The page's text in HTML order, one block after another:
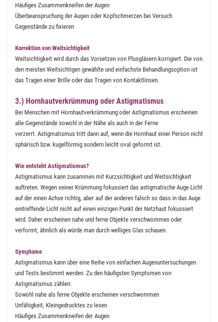
Häufiges Zusammenkneifen der Augen
Überbeanspruchung der Augen oder Kopfschmerzen bei Versuch
Gegenstände zu fixieren
Korrektion von Weitsichtigkeit
Weitsichtigkeit wird durch das Vorsetzen von Plusgläsern korrigiert. Die von
den meisten Weitsichtigen gewählte und einfachste Behandlungsoption ist
das Tragen einer Brille oder das Tragen von Kontaktlinsen.
3.) Hornhautverkrümmung oder Astigmatismus
Bei Menschen mit Hornhautverkrümmung oder Astigmatismus erscheinen
alle Gegenstände sowohl in der Nähe als auch in der Ferne
verzerrt. Astigmatismus tritt dann auf, wenn die Hornhaut einer Person nicht
sphärisch bzw. kugelförmig sondern leicht oval geformt ist.
Wie entsteht Astigmatismus?
Astigmatismus kann zusammen mit Kurzsichtigkeit und Weitsichtigkeit
auftreten. Wegen seiner Krümmung fokussiert das astigmatische Auge Licht
auf der einen Achse richtig, aber auf der anderen falsch so dass in das Auge
eintreffende Licht nicht auf einen einzigen Punkt der Netzhaut fokussiert
wird. Daher erscheinen nahe und ferne Objekte verschwommen oder
verformt, ähnlich als würde man durch welliges Glas schauen.
Symptome
Astigmatismus kann über eine Reihe von einfachen Augenuntersuchungen
und Tests bestimmt werden. Zu den häufigsten Symptomen von
Astigmatismus zählen:
Sowohl nahe als ferne Objekte erscheinen verschwommen
Unfähigkeit, Kleingedrucktes zu lesen
Häufiges Zusammenkneifen der Augen